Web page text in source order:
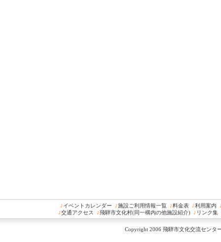
♪イベントカレンダー ♪施設ご利用情報一覧 ♪料金表 ♪利用案内
♪交通アクセス ♪飛騨市文化村(同一構内の他施設紹介) ♪ リンク集
Copyright 2006 飛騨市文化交流センタ